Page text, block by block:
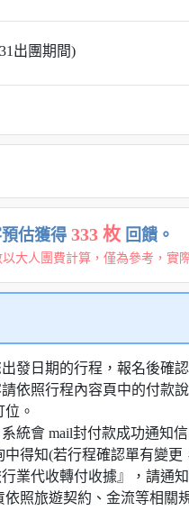
出團期間)
估獲得 333 枚 回饋。
大人團費計算，僅為參考，實
發日期的行程，報名後確
依照行程內容頁中的付款
。
統會 mail封付款成功通知
得知(若行程確認單有變更
業代收轉付收據』，請通
依照旅遊契約、金流等相關